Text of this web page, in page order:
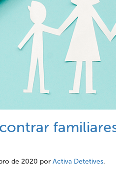
de 2020 porActiva Detetives.